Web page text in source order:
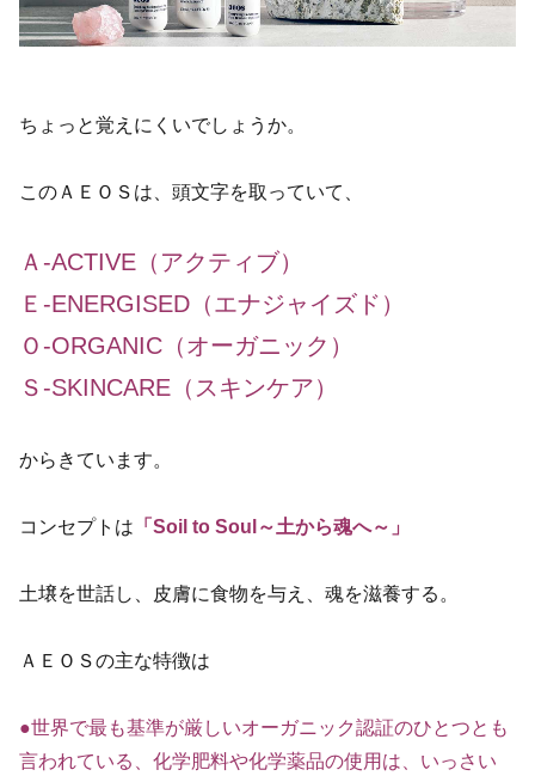
ちょっと覚えにくいでしょうか。
このＡＥＯＳは、頭文字を取っていて、
Ａ-ACTIVE（アクティブ）
Ｅ-ENERGISED（エナジャイズド）
Ｏ-ORGANIC（オーガニック）
Ｓ-SKINCARE（スキンケア）
からきています。
コンセプトは 「Soil to Soul～土から魂へ～」
土壌を世話し、皮膚に食物を与え、魂を滋養する。
ＡＥＯＳの主な特徴は
●世界で最も基準が厳しいオーガニック認証のひとつとも
言われている、化学肥料や化学薬品の使用は、いっさい